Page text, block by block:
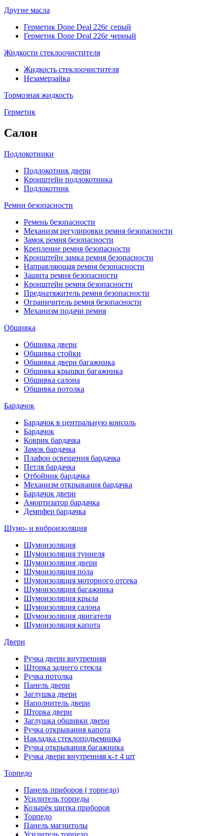
Другие масла
Герметик Done Deal 226г серый
Герметик Done Deal 226г черный
Жидкости стеклоочистителя
Жидкость стеклоочистителя
Незамерзайка
Тормозная жидкость
Герметик
Салон
Подлокотники
Подлокотник двери
Кронштейн подлокотника
Подлокотник
Ремни безопасности
Ремень безопасности
Механизм регулировки ремня безопасности
Замок ремня безопасности
Крепление ремня безопасности
Кронштейн замка ремня безопасности
Направляющая ремня безопасности
Защита ремня безопасности
Кронштейн ремня безопасности
Преднатяжитель ремня безопасности
Ограничитель ремня безопасности
Механизм подачи ремня
Обшивка
Обшивка двери
Обшивка стойки
Обшивка двери багажника
Обшивка крышки багажника
Обшивка салона
Обшивка потолка
Бардачок
Бардачок в центральную консоль
Бардачок
Коврик бардачка
Замок бардачка
Плафон освещения бардачка
Петля бардачка
Отбойник бардачка
Механизм открывания бардачка
Бардачок двери
Амортизатор бардачка
Демпфер бардачка
Шумо- и виброизоляция
Шумоизоляция
Шумоизоляция туннеля
Шумоизоляция двери
Шумоизоляция пола
Шумоизоляция моторного отсека
Шумоизоляция багажника
Шумоизоляция крыла
Шумоизоляция салона
Шумоизоляция двигателя
Шумоизоляция капота
Двери
Ручка двери внутренняя
Шторка заднего стекла
Ручка потолка
Панель двери
Заглушка двери
Наполнитель двери
Шторка двери
Заглушка обшивки двери
Ручка открывания капота
Накладка стеклоподъемника
Ручка открывания багажника
Ручка двери внутренняя к-т 4 шт
Торпедо
Панель приборов ( торпедо)
Усилитель торпеды
Козырёк щитка приборов
Торпедо
Панель магнитолы
Усилитель торпедо